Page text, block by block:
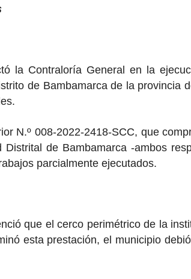
la Contraloría General en la
de Bambamarca de la
N.º 008-2022-2418-SCC, que
Distrital de Bambamarca -ambos
parcialmente ejecutados.
que el cerco perimétrico de la
esta prestación, el municipio